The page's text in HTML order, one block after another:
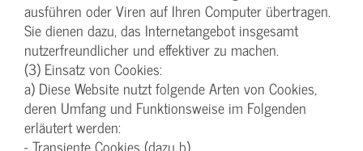
ausführen oder Viren auf Ihren Computer übertragen.
Sie dienen dazu, das Internetangebot insgesamt
nutzerfreundlicher und effektiver zu machen.
(3) Einsatz von Cookies:
a) Diese Website nutzt folgende Arten von Cookies,
deren Umfang und Funktionsweise im Folgenden
erläutert werden: